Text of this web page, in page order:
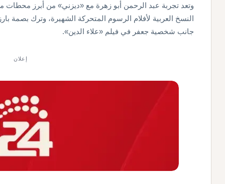
وتعد تجربة عبد الرحمن أبو زهرة مع «ديزني» من أبرز محطات
النسخ العربية لأفلام الرسوم المتحركة الشهيرة، وترك بصمة
جانب شخصية جعفر في فيلم «علاء الدين».
إعلان